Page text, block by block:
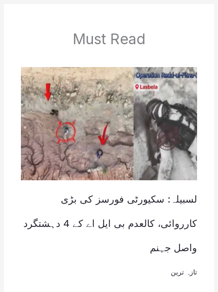
Must Read
لسبیلہ: سکیورٹی فورسز کی بڑی
کارروائی، کالعدم بی ایل اے کے 4 دہشتگرد
واصل جہنم
تازہ ترین